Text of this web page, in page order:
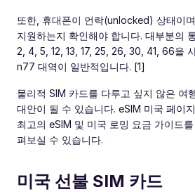
또한, 휴대폰이 언락(unlocked) 상태이
지원하는지 확인해야 합니다. 대부분의
2, 4, 5, 12, 13, 17, 25, 26, 30, 41, 66을
n77 대역이 일반적입니다. [1]
물리적 SIM 카드를 다루고 싶지 않은 여
대안이 될 수 있습니다. eSIM 미국 페이
최고의 eSIM 및 미국 로밍 요금 가이드
펴보실 수 있습니다.
미국 선불 SIM 카드